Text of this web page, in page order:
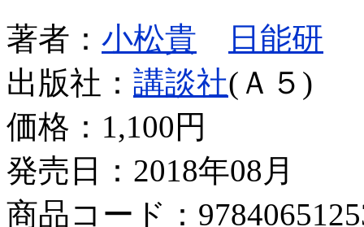
著者： 小松貴
日能研
出版社： 講談社(Ａ５)
価格： 1,100円
発売日：2018年08月
商品コード：